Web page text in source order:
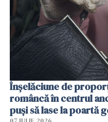
Înșelăciune de
româncă în centrul
puși să lase la poartă